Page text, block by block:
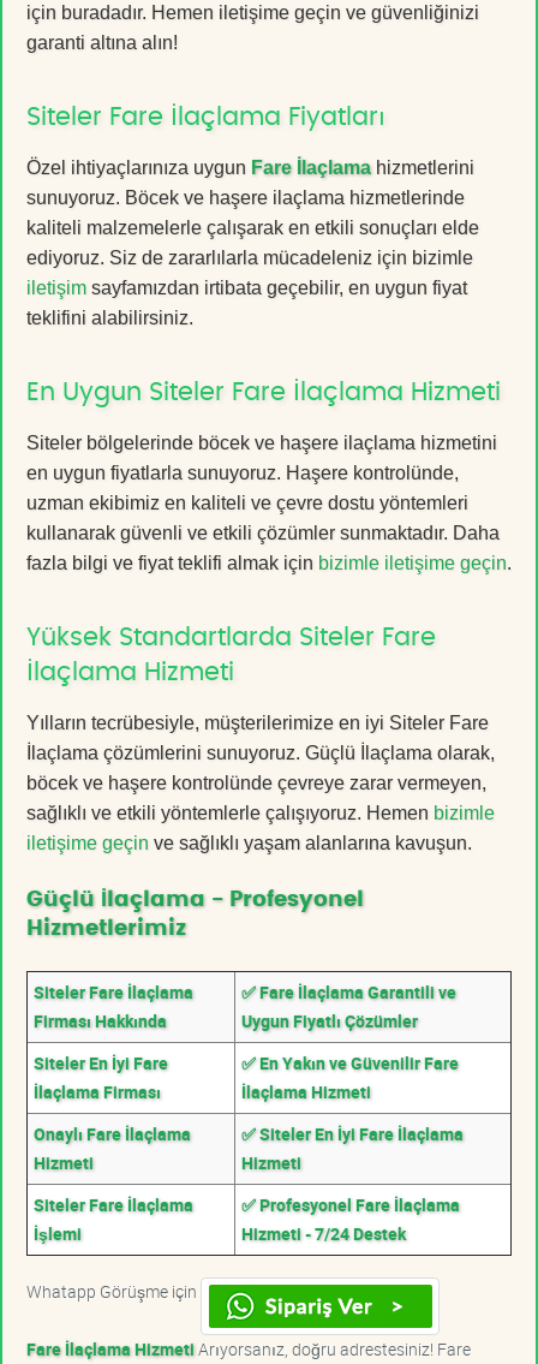
için buradadır. Hemen iletişime geçin ve güvenliğinizi
garanti altına alın!
Siteler Fare İlaçlama Fiyatları
Özel ihtiyaçlarınıza uygun Fare İlaçlamahizmetlerini
sunuyoruz. Böcek ve haşere ilaçlama hizmetlerinde
kaliteli malzemelerle çalışarak en etkili sonuçları elde
ediyoruz. Siz de zararlılarla mücadeleniz için bizimle
iletişim sayfamızdan irtibata geçebilir, en uygun fiyat
teklifini alabilirsiniz.
En Uygun Siteler Fare İlaçlama Hizmeti
Siteler bölgelerinde böcek ve haşere ilaçlama hizmetini
en uygun fiyatlarla sunuyoruz. Haşere kontrolünde,
uzman ekibimiz en kaliteli ve çevre dostu yöntemleri
kullanarak güvenli ve etkili çözümler sunmaktadır. Daha
fazla bilgi ve fiyat teklifi almak için bizimle iletişime geçin.
Yüksek Standartlarda Siteler Fare
İlaçlama Hizmeti
Yılların tecrübesiyle, müşterilerimize en iyi Siteler Fare
İlaçlama çözümlerini sunuyoruz. Güçlü İlaçlama olarak,
böcek ve haşere kontrolünde çevreye zarar vermeyen,
sağlıklı ve etkili yöntemlerle çalışıyoruz. Hemen bizimle
iletişime geçin ve sağlıklı yaşam alanlarına kavuşun.
Güçlü İlaçlama - Profesyonel
Hizmetlerimiz
Siteler Fare İlaçlama
Firması Hakkında
✅ Fare İlaçlama Garantili ve
Uygun Fiyatlı Çözümler
Siteler En İyi Fare
İlaçlama Firması
✅ En Yakın ve Güvenilir Fare
İlaçlama Hizmeti
Onaylı Fare İlaçlama
Hizmeti
✅ Siteler En İyi Fare İlaçlama
Hizmeti
Siteler Fare İlaçlama
İşlemi
✅ Profesyonel Fare İlaçlama
Hizmeti - 7/24 Destek
Whatapp Görüşme için
Fare İlaçlama HizmetiArıyorsanız, doğru adrestesiniz! Fare